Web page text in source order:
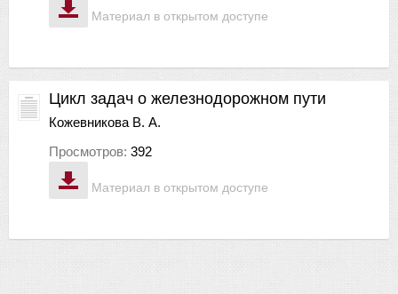
Материал в открытом доступе
Материал в открытом доступе
Цикл задач о железнодорожном пути
Кожевникова В. А.
Просмотров: 392